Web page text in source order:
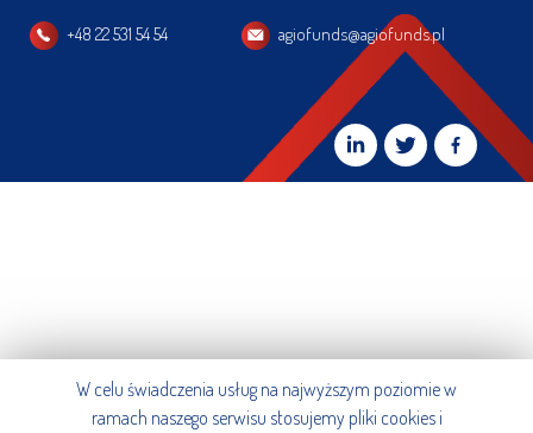
+48 22 531 54 54 agiofunds@agiofunds.pl
W celu świadczenia usług na najwyższym poziomie w
ramach naszego serwisu stosujemy pliki cookies i